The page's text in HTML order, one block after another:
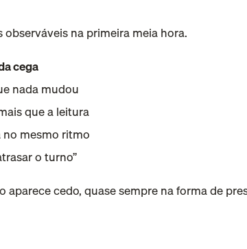
na primeira meia hora.
cega
nada mudou
que a leitura
mesmo ritmo
o turno”
cedo, quase sempre na forma de